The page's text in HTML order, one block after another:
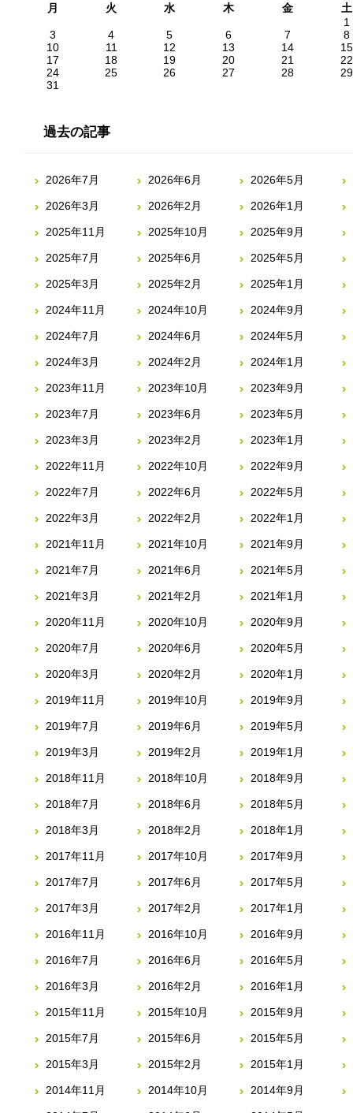
月 火 水 木 金
土
1
3
4 5 6 7
8
10
11 12 13 14
15
17
18 19 20 21
22
24
25 26 27 28
29
31
過去の記事
2026年7月 2026年6月 2026年5月
2026年3月 2026年2月 2026年1月
2025年11月 2025年10月 2025年9月
2025年7月 2025年6月 2025年5月
2025年3月 2025年2月 2025年1月
2024年11月 2024年10月 2024年9月
2024年7月 2024年6月 2024年5月
2024年3月 2024年2月 2024年1月
2023年11月 2023年10月 2023年9月
2023年7月 2023年6月 2023年5月
2023年3月 2023年2月 2023年1月
2022年11月 2022年10月 2022年9月
2022年7月 2022年6月 2022年5月
2022年3月 2022年2月 2022年1月
2021年11月 2021年10月 2021年9月
2021年7月 2021年6月 2021年5月
2021年3月 2021年2月 2021年1月
2020年11月 2020年10月 2020年9月
2020年7月 2020年6月 2020年5月
2020年3月 2020年2月 2020年1月
2019年11月 2019年10月 2019年9月
2019年7月 2019年6月 2019年5月
2019年3月 2019年2月 2019年1月
2018年11月 2018年10月 2018年9月
2018年7月 2018年6月 2018年5月
2018年3月 2018年2月 2018年1月
2017年11月 2017年10月 2017年9月
2017年7月 2017年6月 2017年5月
2017年3月 2017年2月 2017年1月
2016年11月 2016年10月 2016年9月
2016年7月 2016年6月 2016年5月
2016年3月 2016年2月 2016年1月
2015年11月 2015年10月 2015年9月
2015年7月 2015年6月 2015年5月
2015年3月 2015年2月 2015年1月
2014年11月 2014年10月 2014年9月